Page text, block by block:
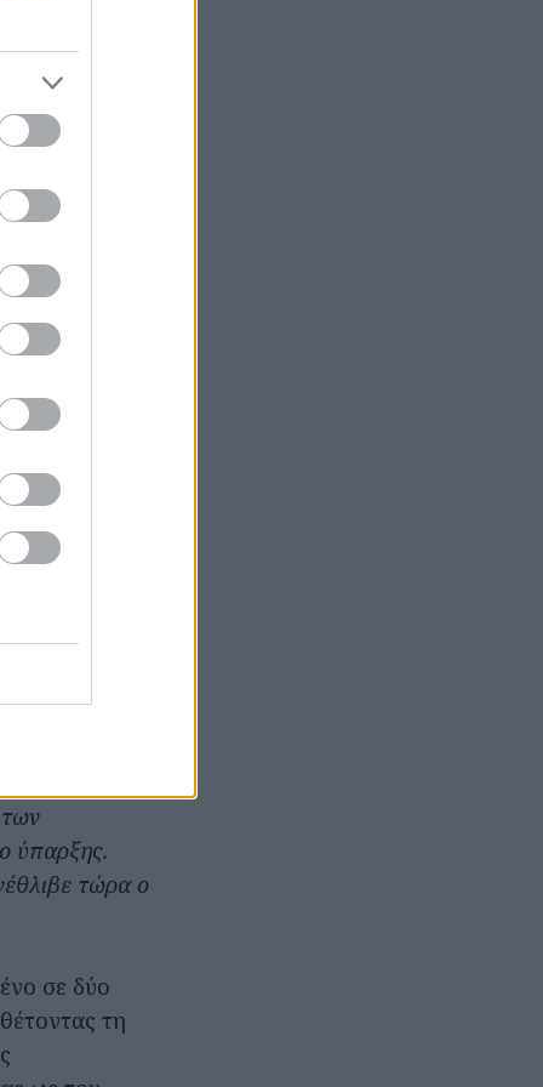
άλλο.
από
κατά
κατά των
ξεπηδούν
από τις
σημεία τομής
θέση στην
με απλή
Κάτι
η
ύπαρξης.
τώρα ο
σε δύο
τη